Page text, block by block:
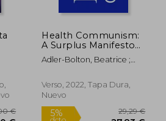
Health Communism:
A Surplus Manifesto
(en Inglés)
Adler-Bolton, Beatrice ;
Verso, 2022, Tapa Dura,
Nuevo